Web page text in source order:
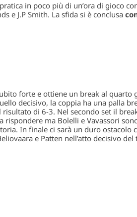
in poco più di un’ora di gioco
e J.P Smith. La sfida si è conclusa
forte e ottiene un break al quarto
decisivo, la coppia ha una palla
di 6-3. Nel secondo set il
ma Bolelli e Vavassori
In finale ci sarà un duro ostacolo
e Patten nell’atto decisivo del